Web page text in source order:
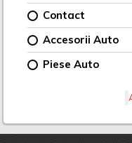
Contact
Accesorii Auto
Piese Auto